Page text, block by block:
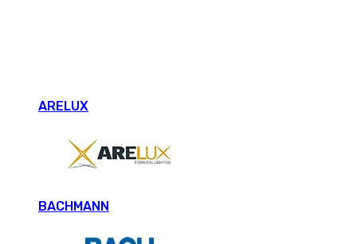
ARELUX
BACHMANN